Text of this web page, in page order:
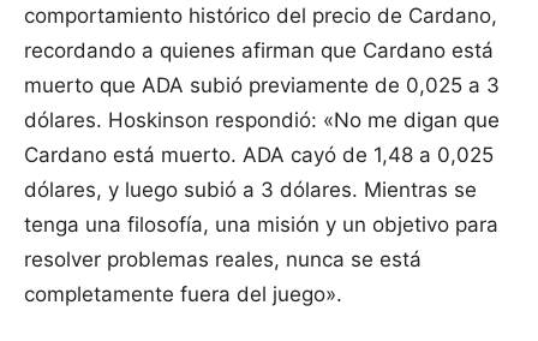
comportamiento histórico del precio de Cardano,
recordando a quienes afirman que Cardano está
muerto que ADA subió previamente de 0,025 a 3
dólares. Hoskinson respondió: «No me digan que
Cardano está muerto. ADA cayó de 1,48 a 0,025
dólares, y luego subió a 3 dólares. Mientras se
tenga una filosofía, una misión y un objetivo para
resolver problemas reales, nunca se está
completamente fuera del juego».